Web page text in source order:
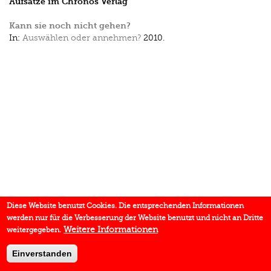
Kann sie noch nicht gehen?
In: Auswählen oder annehmen? 2010.
Diese Website benutzt Cookies. Die entsprechenden Informationen
werden nur für die Verbesserung der Website benutzt und nicht an Dritte
weitergegeben. Weitere Informationen
Einverstanden